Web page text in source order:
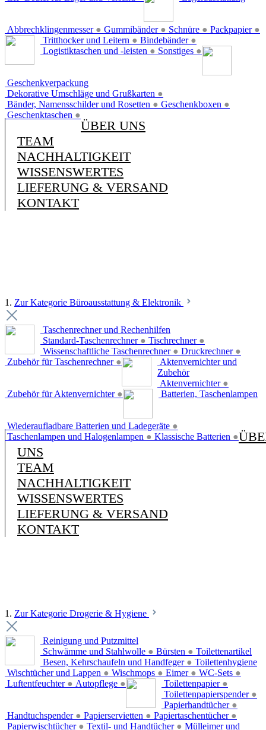
Abbrechklingenmesser ● Gummibänder ● Schnüre ● Packpapier ●
Tritthocker und Leitern ● Bindebänder ●
Logistiktaschen und -leisten ● Sonstiges ●
Geschenkverpackung
Dekorative Umschläge und Grußkarten ●
Bänder, Namensschilder und Rosetten ● Geschenkboxen ●
Geschenktaschen ●
ÜBER UNS
TEAM
NACHHALTIGKEIT
WISSENSWERTES
LIEFERUNG & VERSAND
KONTAKT
1. Zur Kategorie Büroausstattung & Elektronik
Taschenrechner und Rechenhilfen
Standard-Taschenrechner ● Tischrechner ●
Wissenschaftliche Taschenrechner ● Druckrechner ●
Zubehör für Taschenrechner ●
Aktenvernichter und
Zubehör
Aktenvernichter ●
Zubehör für Aktenvernichter ● Batterien, Taschenlampen
Wiederaufladbare Batterien und Ladegeräte ●
Taschenlampen und Halogenlampen ● Klassische Batterien ●
UNS
TEAM
NACHHALTIGKEIT
WISSENSWERTES
LIEFERUNG & VERSAND
KONTAKT
1. Zur Kategorie Drogerie & Hygiene
Reinigung und Putzmittel
Schwämme und Stahlwolle ● Bürsten ●
Besen, Kehrschaufeln und Handfeger ●
Wischtücher und Lappen ● Wischmops ● Eimer ● WC-Sets ●
Luftentfeuchter ● Autopflege ●
Toilettenartikel
Toilettenpapier ●
Toilettenpapierspender ●
Papierhandtücher ●
Handtuchspender ● Papierservietten ● Papiertaschentücher ●
Papierwischtücher ● Textil- und Handtücher ●
Toilettenhygiene
Mülleimer und